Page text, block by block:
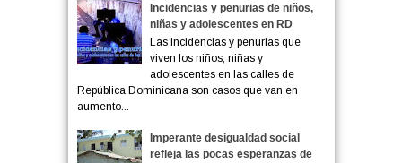
Incidencias y penurias de niños,
niñas y adolescentes en RD
Las incidencias y penurias que
viven los niños, niñas y
adolescentes en las calles de
República Dominicana son casos que van en
aumento...
Imperante desigualdad social
refleja las pocas esperanzas de